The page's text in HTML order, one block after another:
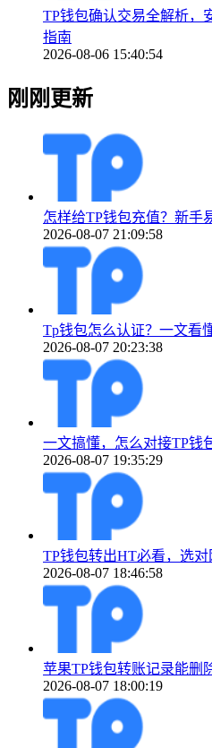
TP钱包确认交易全解析，
指南
2026-08-06 15:40:54
刚刚更新
怎样给TP钱包充值？新手
2026-08-07 21:09:58
Tp钱包怎么认证？一文看
2026-08-07 20:23:38
一文搞懂，怎么对接TP钱
2026-08-07 19:35:29
TP钱包转出HT必看，选对
2026-08-07 18:46:58
苹果TP钱包转账记录能删
2026-08-07 18:00:19